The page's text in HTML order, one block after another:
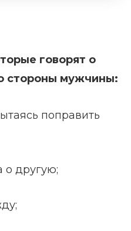
говорят о
стороны мужчины:
поправить
о другую;